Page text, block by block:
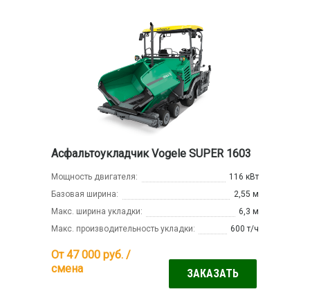
Асфальтоукладчик Vogele SUPER 1603
Мощность двигателя:
116 кВт
Базовая ширина:
2,55 м
Макс. ширина укладки:
6,3 м
Макс. производительность укладки:
600 т/ч
От 47 000 руб. /
смена
ЗАКАЗАТЬ